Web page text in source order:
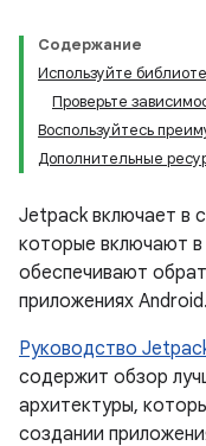
Содержание
Используйте
Проверьте
Воспользуйтесь
Дополнительные
Jetpack включает в
которые включают в
обеспечивают
приложениях Android.
Руководство
содержит обзор
архитектуры,
создании